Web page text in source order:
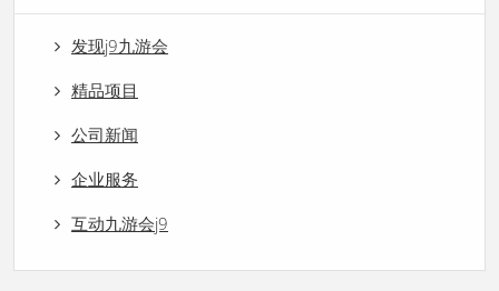
发现j9九游会
精品项目
公司新闻
企业服务
互动九游会j9